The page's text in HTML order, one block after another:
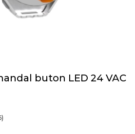
buton LED 24 VAC